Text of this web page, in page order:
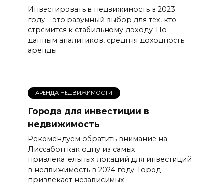
Инвестировать в недвижимость в 2023
году – это разумный выбор для тех, кто
стремится к стабильному доходу. По
данным аналитиков, средняя доходность
аренды
АРЕНДА НЕДВИЖИМОСТИ
Города для инвестиции в
недвижимость
Рекомендуем обратить внимание на
Лиссабон как одну из самых
привлекательных локаций для инвестиций
в недвижимость в 2024 году. Город
привлекает независимых